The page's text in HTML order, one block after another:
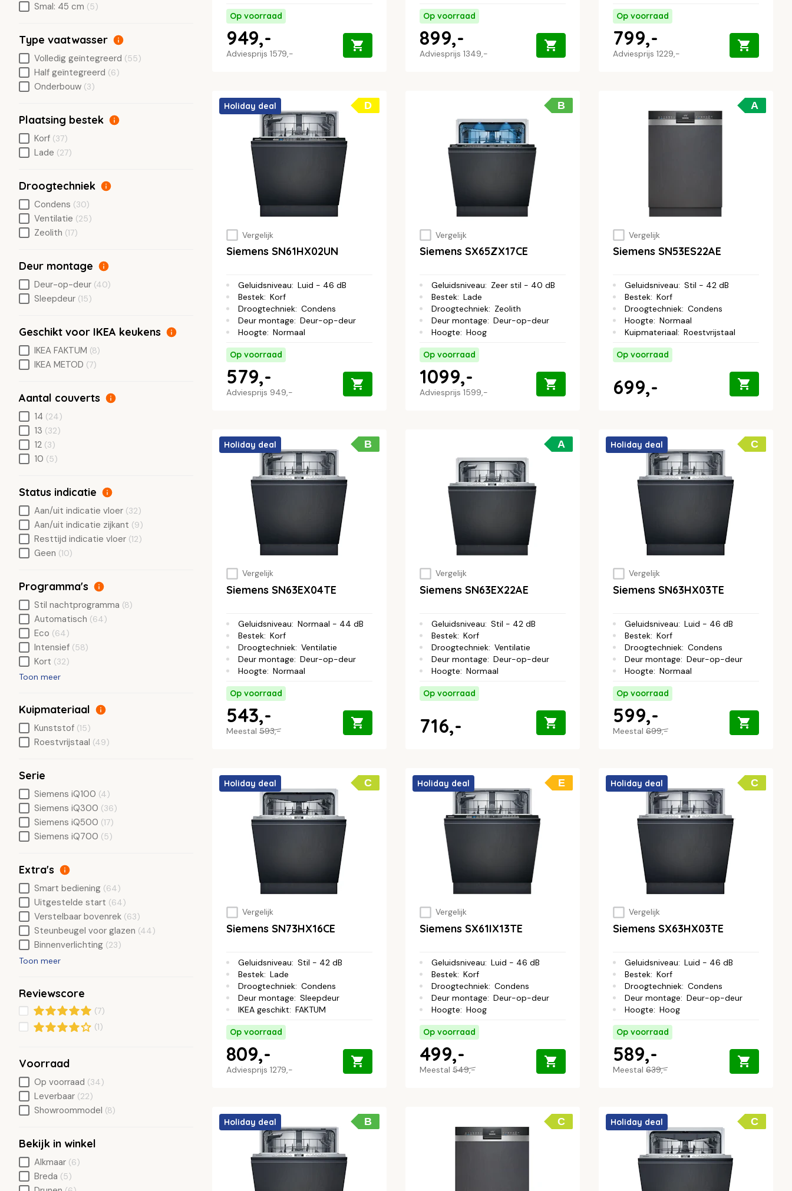
Op voorraad
Adviesprijs 1579,-
949,-
Op voorraad
Adviesprijs 1349,-
899,-
Op voorraad
Adviesprijs 1229,-
799,-
D
Holiday deal
Vergelijk
Siemens SN61HX02UN
Geluidsniveau: Luid - 46 dB
Bestek: Korf
Droogtechniek: Condens
Deur montage: Deur-op-deur
Hoogte: Normaal
Op voorraad
Adviesprijs 949,-
579,-
B
Vergelijk
Siemens SX65ZX17CE
Geluidsniveau: Zeer stil - 40 dB
Bestek: Lade
Droogtechniek: Zeolith
Deur montage: Deur-op-deur
Hoogte: Hoog
Op voorraad
Adviesprijs 1599,-
1099,-
A
Vergelijk
Siemens SN53ES22AE
Geluidsniveau: Stil - 42 dB
Bestek: Korf
Droogtechniek: Condens
Hoogte: Normaal
Kuipmateriaal: Roestvrijstaal
Op voorraad
699,-
B
Holiday deal
Vergelijk
Siemens SN63EX04TE
Geluidsniveau: Normaal - 44 dB
Bestek: Korf
Droogtechniek: Ventilatie
Deur montage: Deur-op-deur
Hoogte: Normaal
Op voorraad
Meestal 593,-
543,-
A
Vergelijk
Siemens SN63EX22AE
Geluidsniveau: Stil - 42 dB
Bestek: Korf
Droogtechniek: Ventilatie
Deur montage: Deur-op-deur
Hoogte: Normaal
Op voorraad
716,-
C
Holiday deal
Vergelijk
Siemens SN63HX03TE
Geluidsniveau: Luid - 46 dB
Bestek: Korf
Droogtechniek: Condens
Deur montage: Deur-op-deur
Hoogte: Normaal
Op voorraad
Meestal 699,-
599,-
C
Holiday deal
Vergelijk
Siemens SN73HX16CE
Geluidsniveau: Stil - 42 dB
Bestek: Lade
Droogtechniek: Condens
Deur montage: Sleepdeur
IKEA geschikt: FAKTUM
Op voorraad
Adviesprijs 1279,-
809,-
E
Holiday deal
Vergelijk
Siemens SX61IX13TE
Geluidsniveau: Luid - 46 dB
Bestek: Korf
Droogtechniek: Condens
Deur montage: Deur-op-deur
Hoogte: Hoog
Op voorraad
Meestal 549,-
499,-
C
Holiday deal
Vergelijk
Siemens SX63HX03TE
Geluidsniveau: Luid - 46 dB
Bestek: Korf
Droogtechniek: Condens
Deur montage: Deur-op-deur
Hoogte: Hoog
Op voorraad
Meestal 639,-
589,-
B
Holiday deal C C
Holiday deal
Smal: 45 cm (5)
Type vaatwasser
Volledig geïntegreerd (55)
Half geïntegreerd (6)
Onderbouw (3)
Plaatsing bestek
Korf (37)
Lade (27)
Droogtechniek
Condens (30)
Ventilatie (25)
Zeolith (17)
Deur montage
Deur-op-deur (40)
Sleepdeur (15)
Geschikt voor IKEA keukens
IKEA FAKTUM (8)
IKEA METOD (7)
Aantal couverts
14 (24)
13 (32)
12 (3)
10 (5)
Status indicatie
Aan/uit indicatie vloer (32)
Aan/uit indicatie zijkant (9)
Resttijd indicatie vloer (12)
Geen (10)
Programma's
Stil nachtprogramma (8)
Automatisch (64)
Eco (64)
Intensief (58)
Kort (32)
Toon meer
Kuipmateriaal
Kunststof (15)
Roestvrijstaal (49)
Serie
Siemens iQ100 (4)
Siemens iQ300 (36)
Siemens iQ500 (17)
Siemens iQ700 (5)
Extra's
Smart bediening (64)
Uitgestelde start (64)
Verstelbaar bovenrek (63)
Steunbeugel voor glazen (44)
Binnenverlichting (23)
Toon meer
Reviewscore
(7)
(1)
Voorraad
Op voorraad (34)
Leverbaar (22)
Showroommodel (8)
Bekijk in winkel
Alkmaar (6)
Breda (5)